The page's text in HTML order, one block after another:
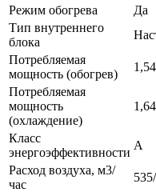
Режим обогрева
Да
Тип внутреннего
блока
Потребляемая
мощность (обогрев)
Потребляемая
мощность
(охлаждение)
Класс
энергоэффективности
A
Расход воздуха, м3/
час